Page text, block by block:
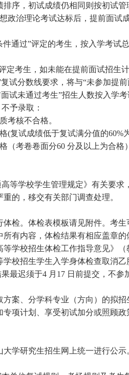
序，初试成绩仍相同则按初试管
政治理论考试达标后，提前面试
件通过”评定的考生，按入学考
定考生，如未能在提前面试招生
试分数线要求，将与“未参加提
试未通过考生”招生人数按入学
予录取：
考核不合格。
(复试成绩低于复试满分值的60%
（考卷卷面分60 分及以上为合格
等学校学生管理规定》有关要求
的，移交有关部门调查处理。
检。体检表模板请见附件。考
有内容，体检结果有相应盖章
学校招生体检工作指导意见》
学校招生学生入学身体检查取消
果最迟须于4 月17 日前提交，不参
案、分学科专业（方向）的拟
专项计划、享受初试加分或照顾
学研究生招生网上统一进行公示